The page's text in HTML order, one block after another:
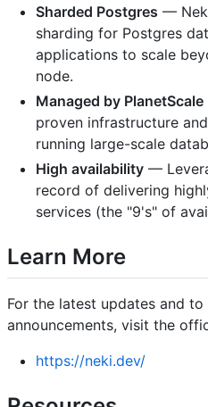
Sharded Postgres —
sharding for Postgres
applications to scale
node.
Managed by PlanetScale
proven infrastructure
running large-scale
High availability —
record of delivering
services (the "9's" of
Learn More
For the latest updates and
announcements, visit the
https://neki.dev/